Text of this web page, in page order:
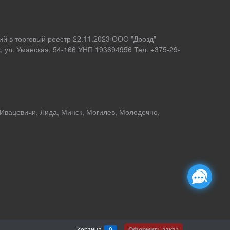
в торговый реестр 22.11.2023 ООО "Дрозд"
ул. Уманская, 54-166 УНП 193694956 Тел. +375-29-
Лида, Минск, Могилев, Молодечно,